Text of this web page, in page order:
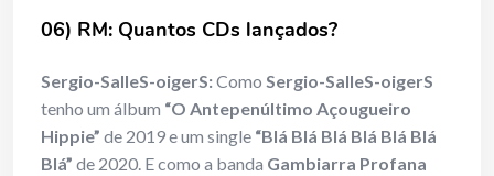
06) RM: Quantos CDs lançados?
Sergio-SalleS-oigerS:Como Sergio-SalleS-oigerS
tenho um álbum “O Antepenúltimo Açougueiro
Hippie” de 2019 e um single “Blá Blá Blá Blá Blá Blá
Blá” de 2020. E como a banda Gambiarra Profana